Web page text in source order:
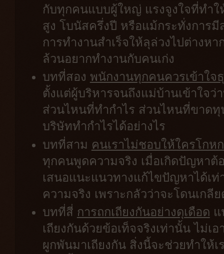
กับทุกคนแบบผู้ใหญ่ แรงจูงใจที่ทำใ
สูง โบนัสครึ่งปี หรือแม้กระทั่งการ
การทำงานสำเร็จให้ลุล่วงไปต่าง
ล้วนอยากทำงานกับคนเก่ง
บทที่สอง พนักงานทุกคนควรเข้าใจ
ตั้งแต่ผู้บริหารจนถึงแม่บ้านเข้าใจว่
ส่วนไหนที่ทำกำไร ส่วนไหนที่ขาด
บริษัททำกำไรได้อย่างไร
บทที่สาม คนเราไม่ชอบให้ใครโกห
ทุกคนพูดความจริง เมื่อเกิดปัญหา
เสนอแนะแนวทางแก้ไขปัญหาได้เ
ความจริง เพราะกลัวว่าจะโดนเกลี
บทที่สี่ การถกเถียงกันอย่างดุเดือด
เถียงกันด้วยข้อเท็จจริงเท่านั้น ไม่เ
ผูกพันมาเถียงกัน สิ่งนี้จะช่วยทำให้